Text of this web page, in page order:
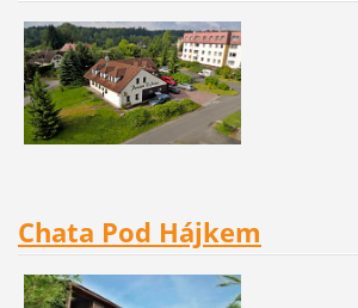
Chata Pod Hájkem